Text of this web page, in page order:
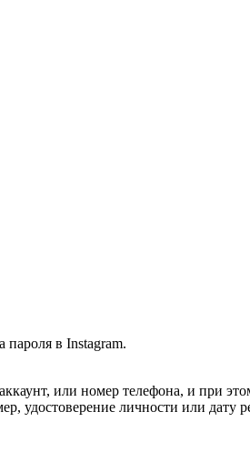
пароля в Instagram.
или номер телефона, и при
удостоверение личности или дату